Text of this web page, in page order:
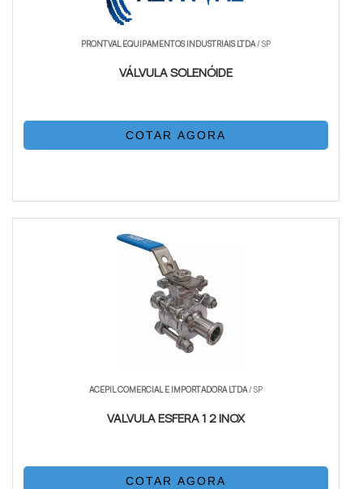
PRONTVAL EQUIPAMENTOS INDUSTRIAIS LTDA/ SP
VÁLVULA SOLENÓIDE
COTAR AGORA
ACEPIL COMERCIAL E IMPORTADORA LTDA/ SP
VALVULA ESFERA 1 2 INOX
COTAR AGORA